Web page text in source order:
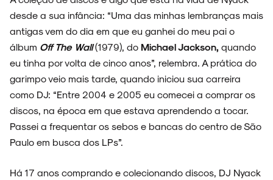
desde a sua infância: “Uma das minhas lembranças mais
antigas vem do dia em que eu ganhei do meu pai o
álbum Off The Wall (1979), do Michael Jackson, quando
eu tinha por volta de cinco anos”, relembra. A prática do
garimpo veio mais tarde, quando iniciou sua carreira
como DJ: “Entre 2004 e 2005 eu comecei a comprar os
discos, na época em que estava aprendendo a tocar.
Passei a frequentar os sebos e bancas do centro de São
Paulo em busca dos LPs”.
Há 17 anos comprando e colecionando discos, DJ Nyack